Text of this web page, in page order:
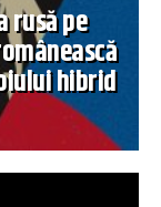
rusă pe
hibrid